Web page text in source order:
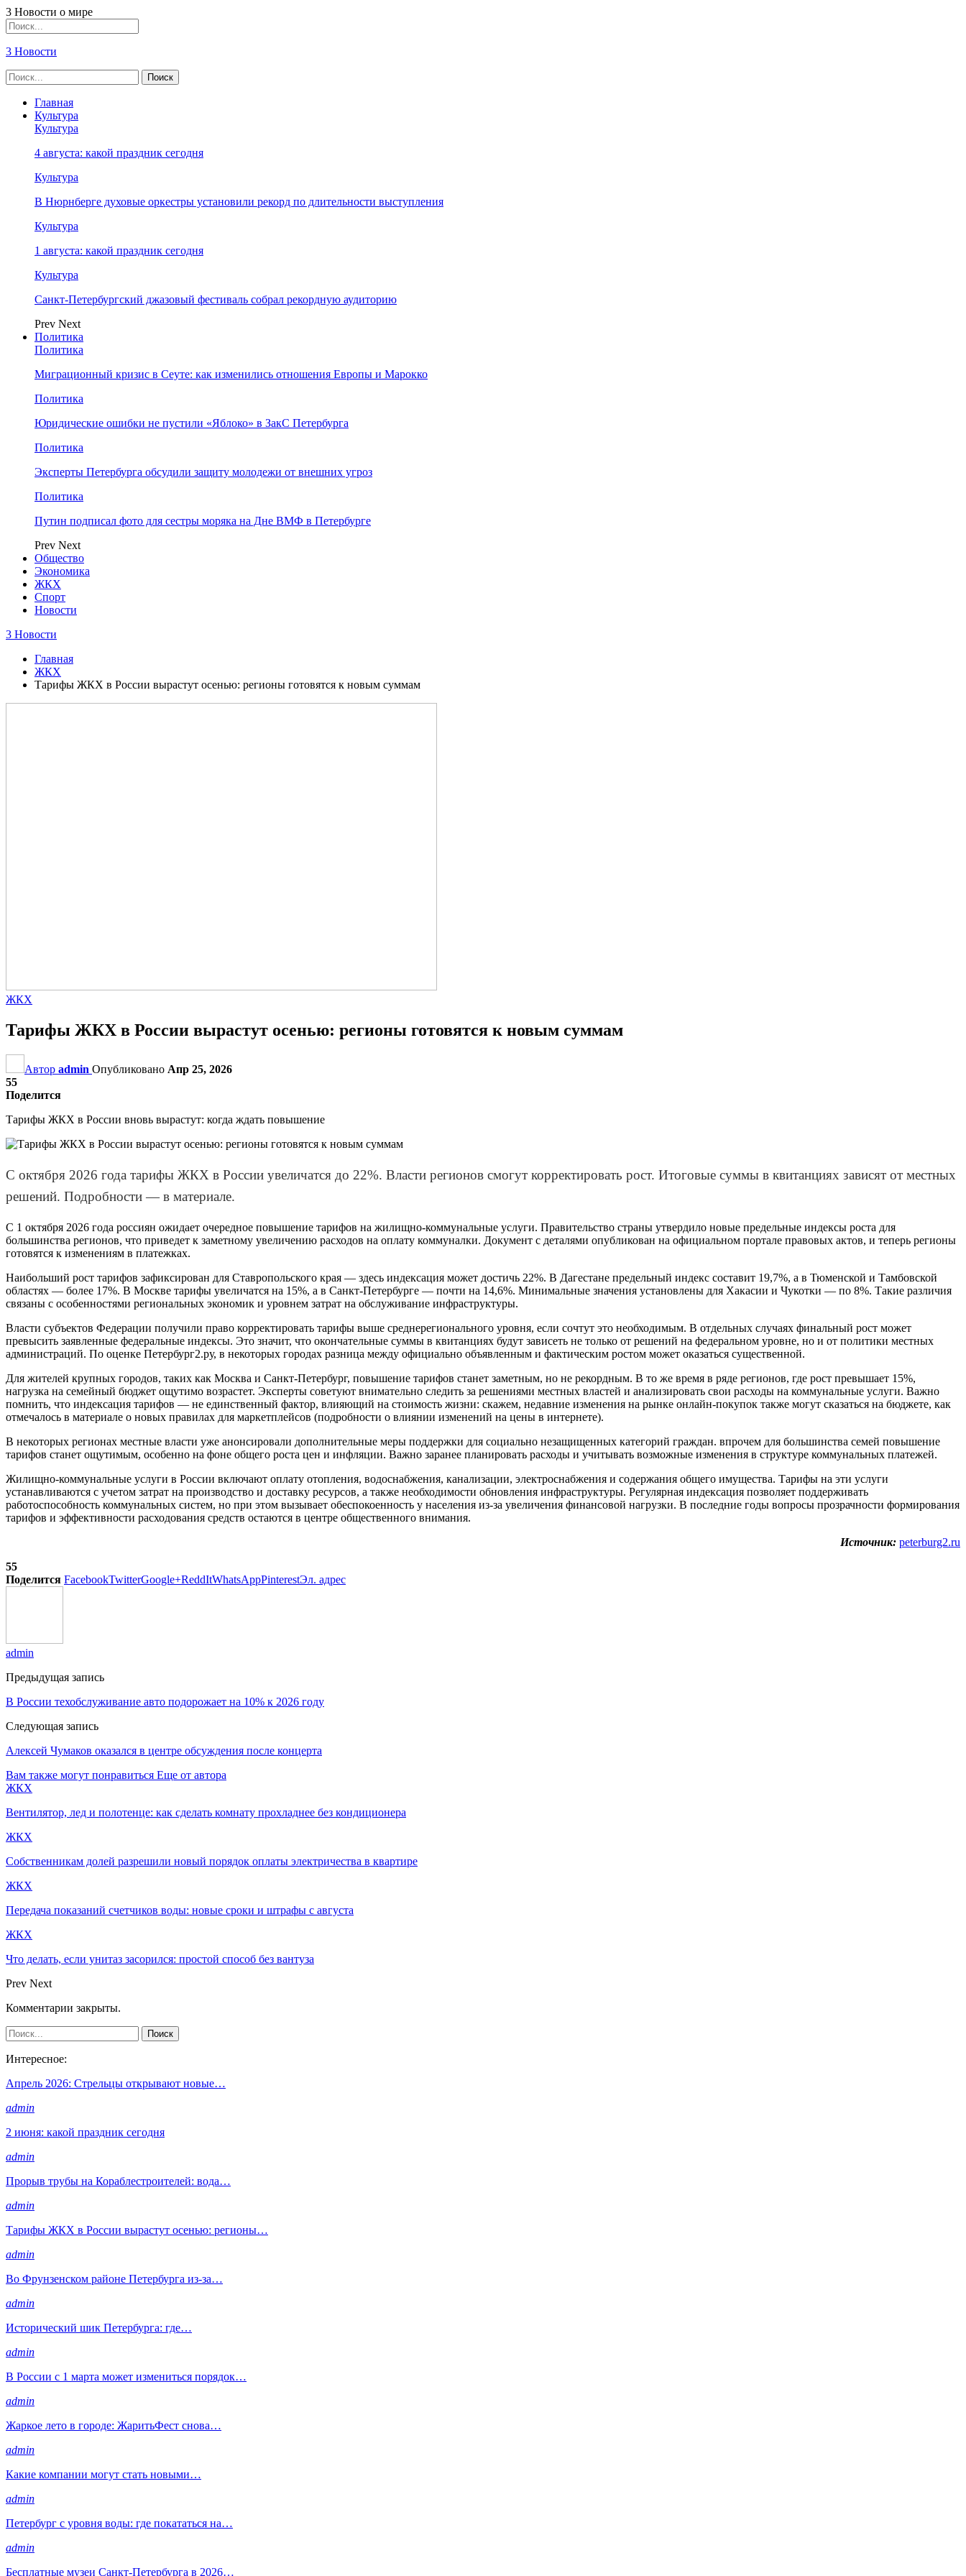
3 Новости о мире
3 Новости
Главная
Культура
Культура
4 августа: какой праздник сегодня
Культура
В Нюрнберге духовые оркестры установили рекорд по длительности выступления
Культура
1 августа: какой праздник сегодня
Культура
Санкт-Петербургский джазовый фестиваль собрал рекордную аудиторию
Prev Next
Политика
Политика
Миграционный кризис в Сеуте: как изменились отношения Европы и Марокко
Политика
Юридические ошибки не пустили «Яблоко» в ЗакС Петербурга
Политика
Эксперты Петербурга обсудили защиту молодежи от внешних угроз
Политика
Путин подписал фото для сестры моряка на Дне ВМФ в Петербурге
Prev Next
Общество
Экономика
ЖКХ
Спорт
Новости
3 Новости
Главная
ЖКХ
Тарифы ЖКХ в России вырастут осенью: регионы готовятся к новым суммам
ЖКХ
Тарифы ЖКХ в России вырастут осенью: регионы готовятся к новым суммам
Автор admin Опубликовано Апр 25, 2026
55
Поделится
Тарифы ЖКХ в России вновь вырастут: когда ждать повышение
С октября 2026 года тарифы ЖКХ в России увеличатся до 22%. Власти регионов смогут корректировать рост. Итоговые суммы в квитанциях зависят от местных
решений. Подробности — в материале.
С 1 октября 2026 года россиян ожидает очередное повышение тарифов на жилищно-коммунальные услуги. Правительство страны утвердило новые предельные индексы роста для
большинства регионов, что приведет к заметному увеличению расходов на оплату коммуналки. Документ с деталями опубликован на официальном портале правовых актов, и теперь регионы
готовятся к изменениям в платежках.
Наибольший рост тарифов зафиксирован для Ставропольского края — здесь индексация может достичь 22%. В Дагестане предельный индекс составит 19,7%, а в Тюменской и Тамбовской
областях — более 17%. В Москве тарифы увеличатся на 15%, а в Санкт-Петербурге — почти на 14,6%. Минимальные значения установлены для Хакасии и Чукотки — по 8%. Такие различия
связаны с особенностями региональных экономик и уровнем затрат на обслуживание инфраструктуры.
Власти субъектов Федерации получили право корректировать тарифы выше среднерегионального уровня, если сочтут это необходимым. В отдельных случаях финальный рост может
превысить заявленные федеральные индексы. Это значит, что окончательные суммы в квитанциях будут зависеть не только от решений на федеральном уровне, но и от политики местных
администраций. По оценке Петербург2.ру, в некоторых городах разница между официально объявленным и фактическим ростом может оказаться существенной.
Для жителей крупных городов, таких как Москва и Санкт-Петербург, повышение тарифов станет заметным, но не рекордным. В то же время в ряде регионов, где рост превышает 15%,
нагрузка на семейный бюджет ощутимо возрастет. Эксперты советуют внимательно следить за решениями местных властей и анализировать свои расходы на коммунальные услуги. Важно
помнить, что индексация тарифов — не единственный фактор, влияющий на стоимость жизни: скажем, недавние изменения на рынке онлайн-покупок также могут сказаться на бюджете, как
отмечалось в материале о новых правилах для маркетплейсов (подробности о влиянии изменений на цены в интернете).
В некоторых регионах местные власти уже анонсировали дополнительные меры поддержки для социально незащищенных категорий граждан. впрочем для большинства семей повышение
тарифов станет ощутимым, особенно на фоне общего роста цен и инфляции. Важно заранее планировать расходы и учитывать возможные изменения в структуре коммунальных платежей.
Жилищно-коммунальные услуги в России включают оплату отопления, водоснабжения, канализации, электроснабжения и содержания общего имущества. Тарифы на эти услуги
устанавливаются с учетом затрат на производство и доставку ресурсов, а также необходимости обновления инфраструктуры. Регулярная индексация позволяет поддерживать
работоспособность коммунальных систем, но при этом вызывает обеспокоенность у населения из-за увеличения финансовой нагрузки. В последние годы вопросы прозрачности формирования
тарифов и эффективности расходования средств остаются в центре общественного внимания.
Источник: peterburg2.ru
55
Поделится FacebookTwitterGoogle+ReddItWhatsAppPinterestЭл. адрес
admin
Предыдущая запись
В России техобслуживание авто подорожает на 10% к 2026 году
Следующая запись
Алексей Чумаков оказался в центре обсуждения после концерта
Вам также могут понравиться Еще от автора
ЖКХ
Вентилятор, лед и полотенце: как сделать комнату прохладнее без кондиционера
ЖКХ
Собственникам долей разрешили новый порядок оплаты электричества в квартире
ЖКХ
Передача показаний счетчиков воды: новые сроки и штрафы с августа
ЖКХ
Что делать, если унитаз засорился: простой способ без вантуза
Prev Next
Комментарии закрыты.
Интересное:
Апрель 2026: Стрельцы открывают новые…
admin
2 июня: какой праздник сегодня
admin
Прорыв трубы на Кораблестроителей: вода…
admin
Тарифы ЖКХ в России вырастут осенью: регионы…
admin
Во Фрунзенском районе Петербурга из-за…
admin
Исторический шик Петербурга: где…
admin
В России с 1 марта может измениться порядок…
admin
Жаркое лето в городе: ЖаритьФест снова…
admin
Какие компании могут стать новыми…
admin
Петербург с уровня воды: где покататься на…
admin
Бесплатные музеи Санкт-Петербурга в 2026…